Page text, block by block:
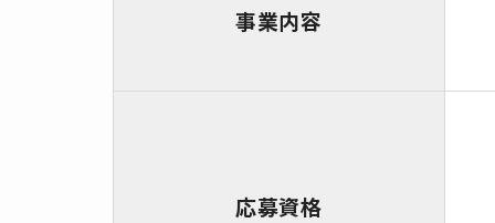
事業内容
応募資格